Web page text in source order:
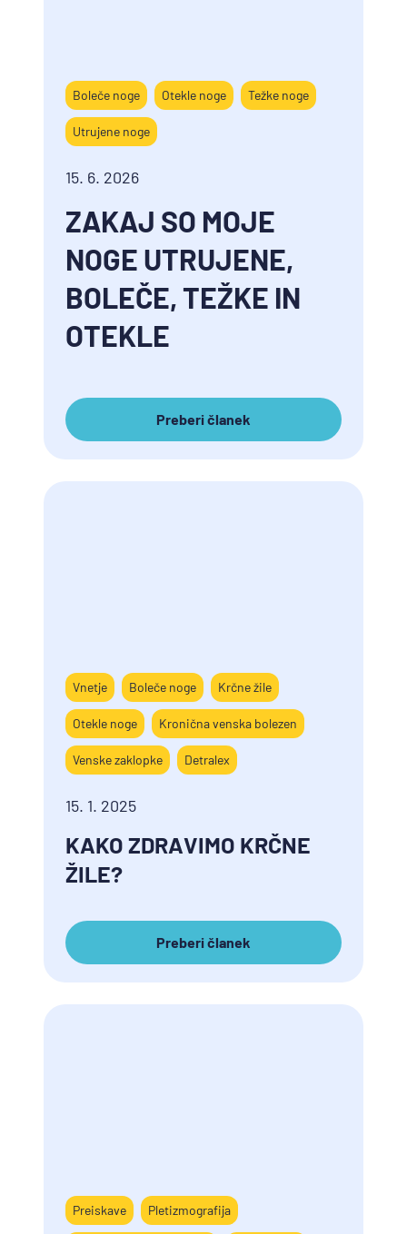
Boleče noge Otekle noge Težke noge
Utrujene noge
15. 6. 2026
ZAKAJ SO MOJE
NOGE UTRUJENE,
BOLEČE, TEŽKE IN
OTEKLE
Preberi članek
Vnetje Boleče noge Krčne žile
Otekle noge Kronična venska bolezen
Venske zaklopke Detralex
15. 1. 2025
KAKO ZDRAVIMO KRČNE
ŽILE?
Preberi članek
Preiskave Pletizmografija